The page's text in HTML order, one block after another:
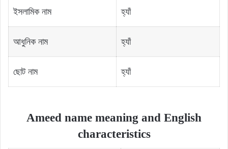
ইসলামিক নাম হ্যাঁ
আধুনিক নাম হ্যাঁ
ছোট নাম হ্যাঁ
Ameed name meaning and English
characteristics